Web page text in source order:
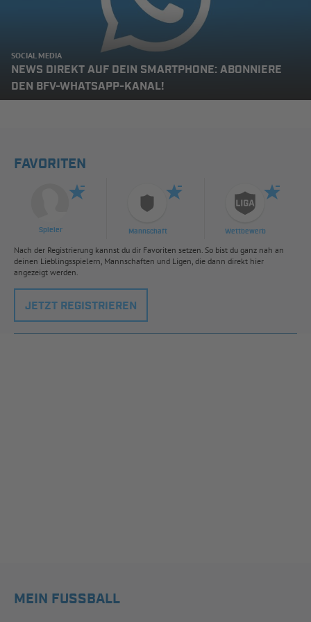
SOCIAL MEDIA
NEWS DIREKT AUF DEIN SMARTPHONE: ABONNIERE
DEN BFV-WHATSAPP-KANAL!
FAVORITEN
Spieler Mannschaft Wettbewerb
Nach der Registrierung kannst du dir Favoriten setzen. So bist du ganz nah an
deinen Lieblingsspielern, Mannschaften und Ligen, die dann direkt hier
angezeigt werden.
JETZT REGISTRIEREN
MEIN FUSSBALL